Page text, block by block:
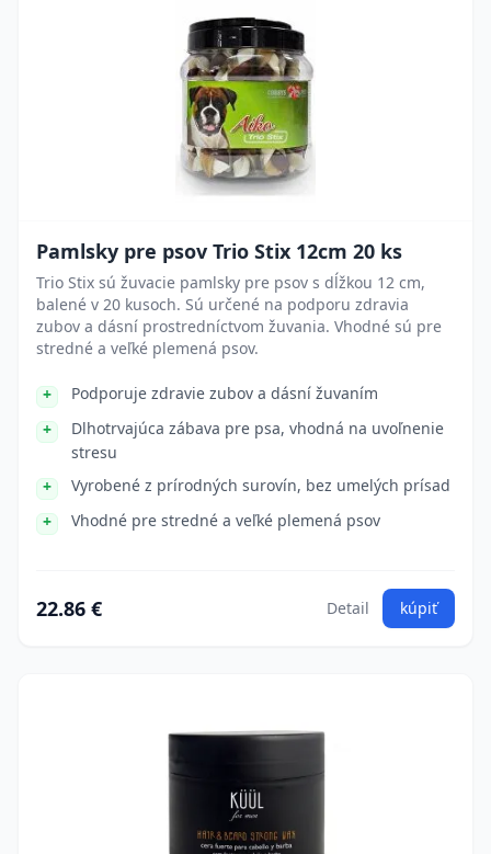
Pamlsky pre psov Trio Stix 12cm 20 ks
Trio Stix sú žuvacie pamlsky pre psov s dĺžkou 12 cm,
balené v 20 kusoch. Sú určené na podporu zdravia
zubov a dásní prostredníctvom žuvania. Vhodné sú pre
stredné a veľké plemená psov.
Podporuje zdravie zubov a dásní žuvaním
Dlhotrvajúca zábava pre psa, vhodná na uvoľnenie
stresu
Vyrobené z prírodných surovín, bez umelých prísad
Vhodné pre stredné a veľké plemená psov
22.86 € Detail kúpiť